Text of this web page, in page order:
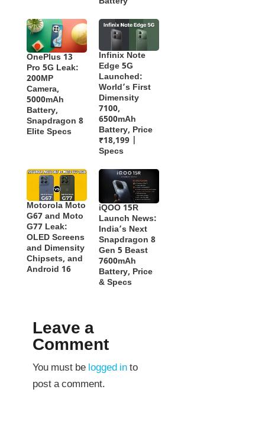
OnePlus 13
Pro 5G Leak:
200MP
Camera,
5000mAh
Battery,
Snapdragon 8
Elite Specs
Infinix Note
Edge 5G
Launched:
World’s First
Dimensity
7100,
6500mAh
Battery, Price
₹18,199 |
Specs
Motorola Moto
G67 and Moto
G77 Leak:
OLED Screens
and Dimensity
Chipsets, and
Android 16
iQOO 15R
Launch News:
India’s Next
Snapdragon 8
Gen 5 Beast
7600mAh
Battery, Price
& Specs
Leave a
Comment
You must be logged into
post a comment.